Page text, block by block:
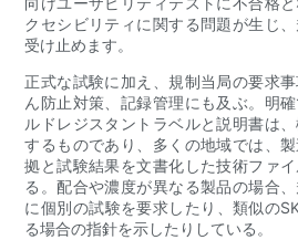
クセシビリティに関する問題が生じ
受け止めます。
正式な試験に加え、規制当局の要求
ん防止対策、記録管理にも及ぶ。明
ルドレジスタントラベルと説明書は
するものであり、多くの地域では、
拠と試験結果を文書化した技術ファ
る。配合や濃度が異なる製品の場合
に個別の試験を要求したり、類似の
る場合の指針を示したりしている。